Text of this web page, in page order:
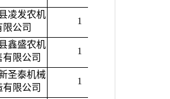
凌发农机
限公司
1
鑫盛农机
有限公司
1
圣泰机械
有限公司
1